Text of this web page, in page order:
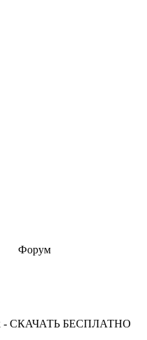
Форум
- СКАЧАТЬ БЕСПЛАТНО